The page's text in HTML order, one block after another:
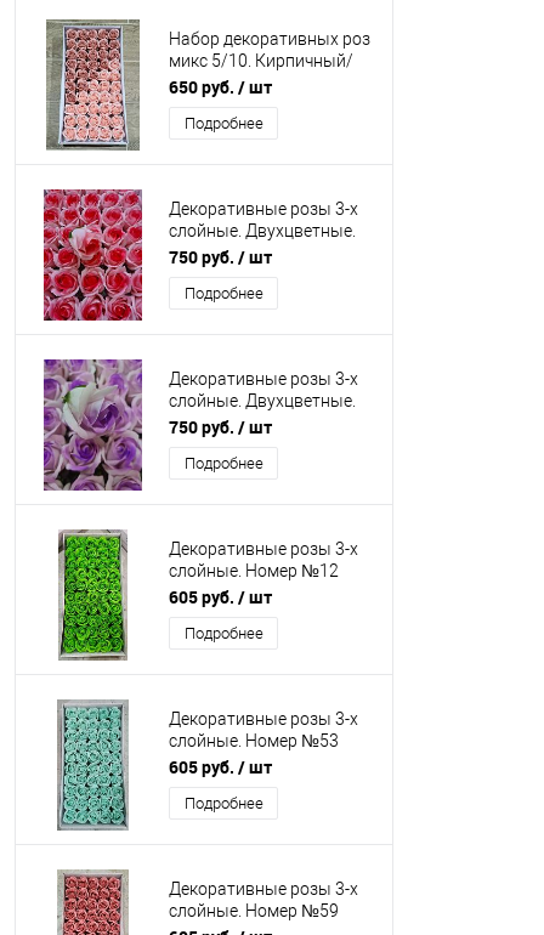
Набор декоративных роз
микс 5/10. Кирпичный/
персиково-розовый.
Упаковка 50 шт.
Искусственные
650 руб. / шт
Подробнее
Декоративные розы 3-х
слойные. Двухцветные.
Белые с красным кантом
750 руб. / шт
Подробнее
Декоративные розы 3-х
слойные. Двухцветные.
Сиреневые
750 руб. / шт
Подробнее
Декоративные розы 3-х
слойные. Номер №12
Зеленый Бутон 5 см.
Искусственные
605 руб. / шт
Подробнее
Декоративные розы 3-х
слойные. Номер №53
Мятный Зеленый Бутон 5
см. Искусственные
605 руб. / шт
Подробнее
Декоративные розы 3-х
слойные. Номер №59